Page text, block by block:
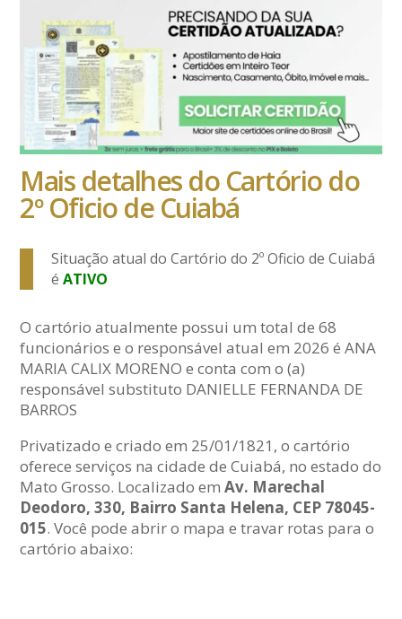
Mais detalhes do Cartório do
2º Oficio de Cuiabá
Situação atual do Cartório do 2º Oficio de Cuiabá
éATIVO
O cartório atualmente possui um total de 68
funcionários e o responsável atual em 2026 é ANA
MARIA CALIX MORENO e conta com o (a)
responsável substituto DANIELLE FERNANDA DE
BARROS
Privatizado e criado em 25/01/1821, o cartório
oferece serviços na cidade de Cuiabá, no estado do
Mato Grosso. Localizado emAv. Marechal
Deodoro, 330, Bairro Santa Helena, CEP 78045-
015. Você pode abrir o mapa e travar rotas para o
cartório abaixo: